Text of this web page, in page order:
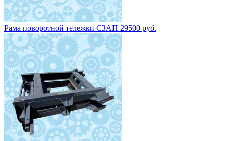
Рама поворотной тележки СЗАП 29500 руб.